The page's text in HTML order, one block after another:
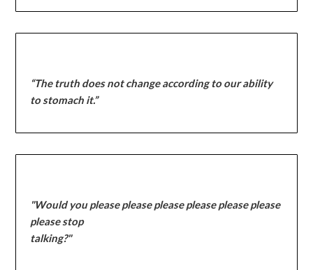
“The truth does not change according to our ability
to stomach it.”
"Would you please please please please please please
please stop
talking?"